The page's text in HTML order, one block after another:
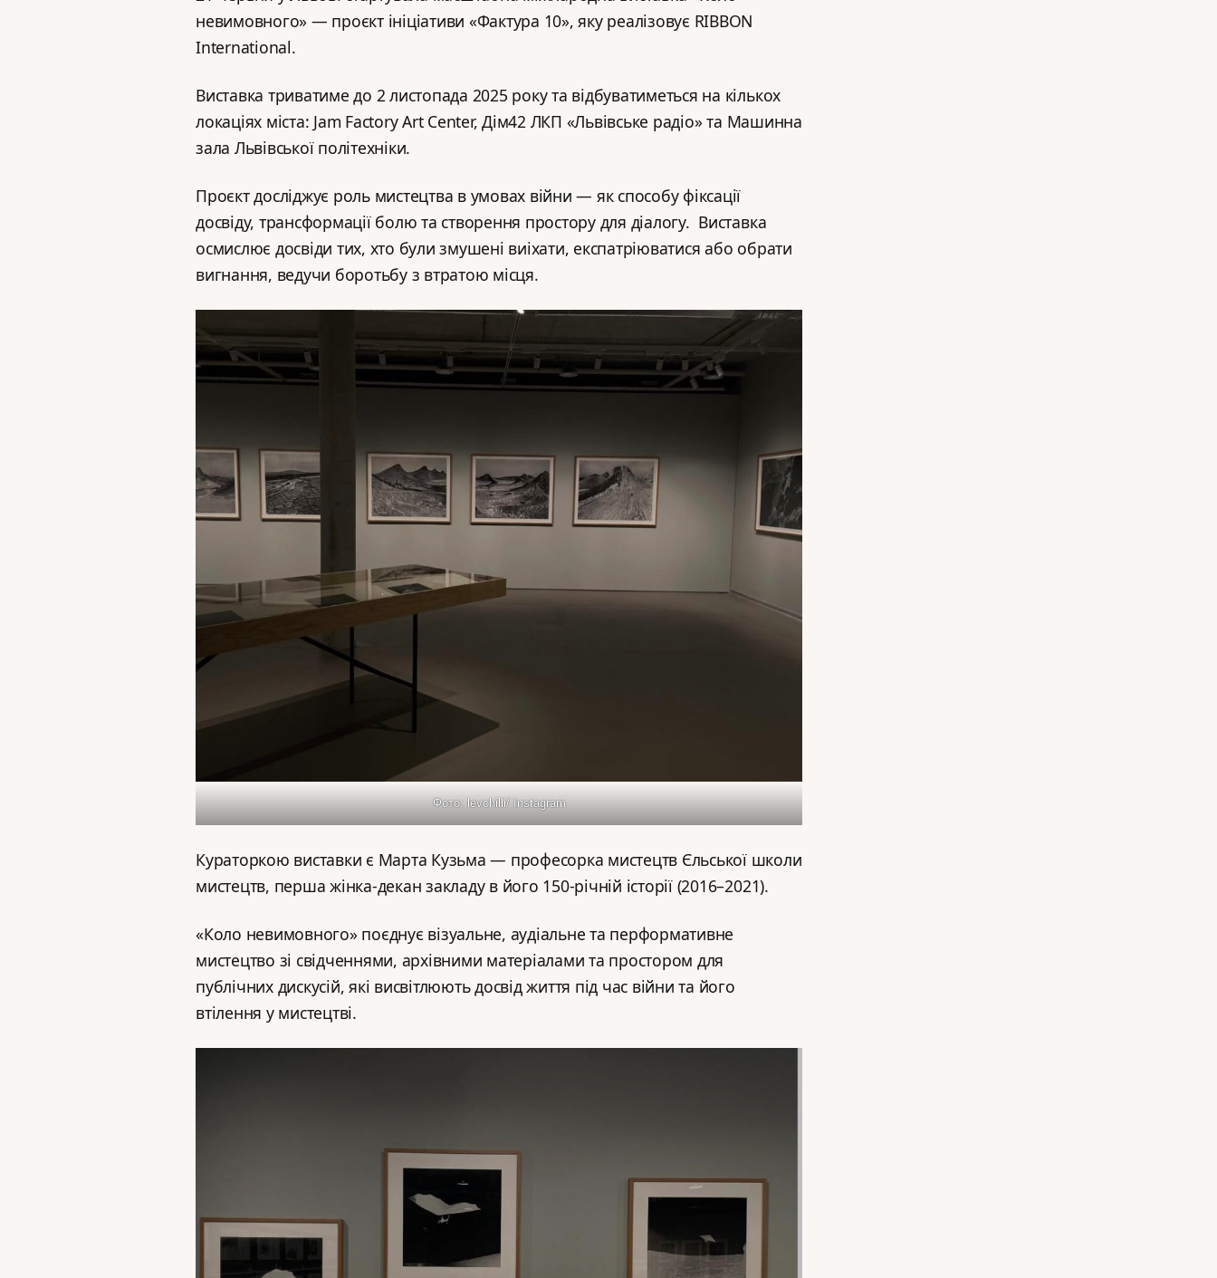
невимовного» — проєкт ініціативи «Фактура 10», яку реалізовує RIBBON
International.
Виставка триватиме до 2 листопада 2025 року та відбуватиметься на кількох
локаціях міста: Jam Factory Art Center, Дім42 ЛКП «Львівське радіо» та Машинна
зала Львівської політехніки.
Проєкт досліджує роль мистецтва в умовах війни — як способу фіксації
досвіду, трансформації болю та створення простору для діалогу. Виставка
осмислює досвіди тих, хто були змушені виіхати, експатріюватися або обрати
вигнання, ведучи боротьбу з втратою місця.
Фото: levchilli/ Instagram
Кураторкою виставки є Марта Кузьма — професорка мистецтв Єльської школи
мистецтв, перша жінка-декан закладу в його 150-річній історії (2016–2021).
«Коло невимовного» поєднує візуальне, аудіальне та перформативне
мистецтво зі свідченнями, архівними матеріалами та простором для
публічних дискусій, які висвітлюють досвід життя під час війни та його
втілення у мистецтві.